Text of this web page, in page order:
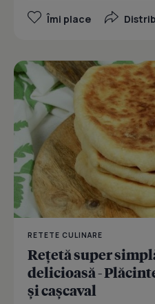
Îmi place
RETETE CULINARE
Rețetă super
delicioasă -
și cașcaval